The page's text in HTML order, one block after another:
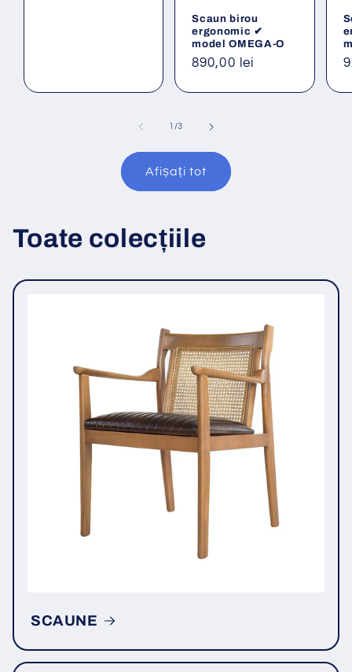
Scaun birou
ergonomic ✔
model OMEGA-O
Preț
890,00 lei
/din
3
Afișați tot
Toate colecțiile
SCAUNE